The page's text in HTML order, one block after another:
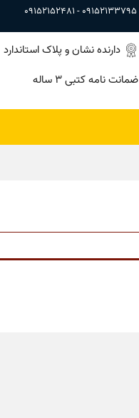
09152133795
-
09152152481
دارنده نشان و پلاک استاندارد
ضمانت نامه کتبی ۳ ساله